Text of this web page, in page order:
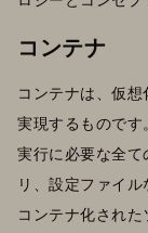
コンテナ
コンテナは、仮
実現するもので
実行に必要な全て
リ、設定ファイル
コンテナ化され